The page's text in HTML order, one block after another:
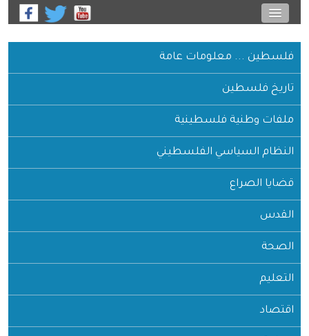
فلسطين ... معلومات عامة
تاريخ فلسطين
ملفات وطنية فلسطينية
النظام السياسي الفلسطيني
قضايا الصراع
القدس
الصحة
التعليم
اقتصاد